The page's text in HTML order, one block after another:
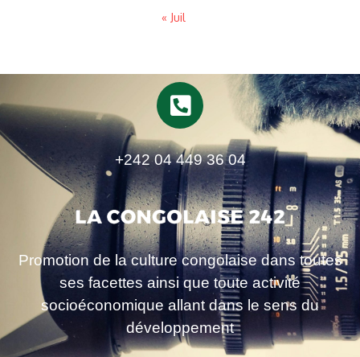
« Juil
+242 04 449 36 04
Promotion de la culture congolaise dans toutes
ses facettes ainsi que toute activité
socioéconomique allant dans le sens du
développement